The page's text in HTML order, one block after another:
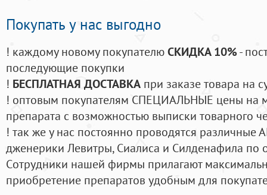
Покупать у нас выгодно
! каждому новому покупателюСКИДКА 10%-
последующие покупки
! БЕСПЛАТНАЯ ДОСТАВКА при заказе товара на
! оптовым покупателям СПЕЦИАЛЬНЫЕ цены на
препарата с возможностью выписки товарного
! так же у нас постоянно проводятся
дженерики Левитры, Сиалиса и Силденафила по
Cотрудники нашей фирмы прилагают
приобретение препаратов удобным для